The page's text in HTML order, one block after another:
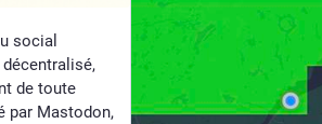
social
de toute
par Mastodon,